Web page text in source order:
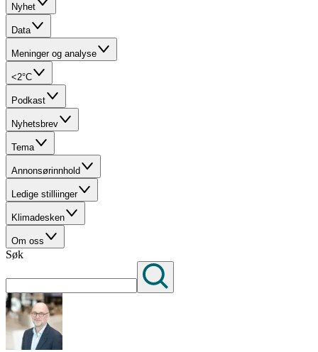
Nyhet
Data
Meninger og analyse
<2°C
Podkast
Nyhetsbrev
Tema
Annonsørinnhold
Ledige stilliinger
Klimadesken
Om oss
Søk